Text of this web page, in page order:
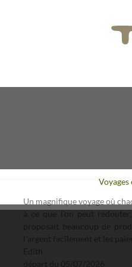
Voyages
Un magnifique voyage où